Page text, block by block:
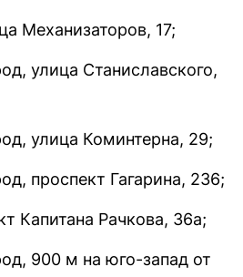
Механизаторов, 17;
улица Станиславского,
улица Коминтерна, 29;
проспект Гагарина, 236;
Капитана Рачкова, 36а;
900 м на юго-запад от